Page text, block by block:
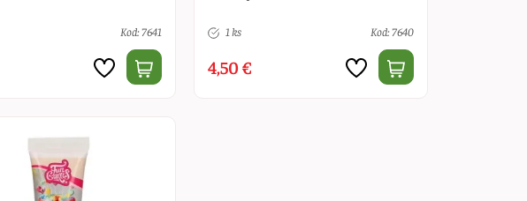
Kod: 7641 1 ks Kod: 7640
4,50 €